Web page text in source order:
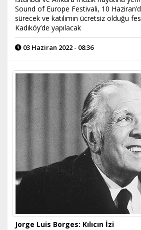
Sound of Europe Festivali, 10
sürecek ve katılımın ücretsiz olduğu
Kadıköy’de yapılacak
03 Haziran 2022 - 08:36
Jorge Luis Borges: Kılıcın İzi